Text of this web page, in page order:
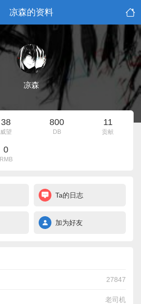
凉森的资料
凉森
38
威望
800
DB
11
贡献
0
RMB
Ta的日志
加为好友
27847
老司机